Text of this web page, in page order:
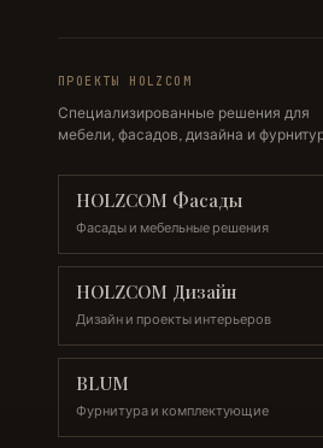
ПРОЕКТЫ HOLZCOM
Специализированные решения для
мебели, фасадов, дизайна и
HOLZCOM Фасады
Фасады и мебельные решения
HOLZCOM Дизайн
Дизайн и проекты интерьеров
BLUM
Фурнитура и комплектующие